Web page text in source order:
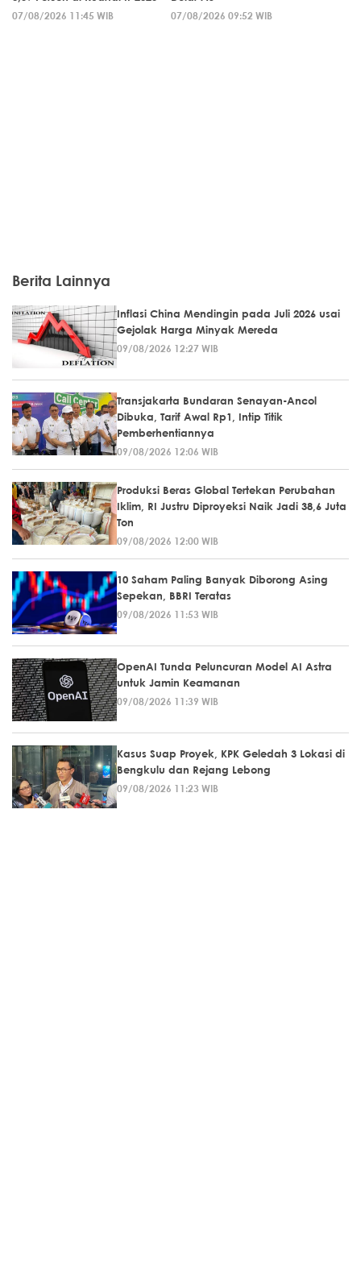
07/08/2026 11:45 WIB
07/08/2026 09:52 WIB
Berita Lainnya
Inflasi China Mendingin pada Juli 2026 usai
Gejolak Harga Minyak Mereda
09/08/2026 12:27 WIB
Transjakarta Bundaran Senayan-Ancol
Dibuka, Tarif Awal Rp1, Intip Titik
Pemberhentiannya
09/08/2026 12:06 WIB
Produksi Beras Global Tertekan Perubahan
Iklim, RI Justru Diproyeksi Naik Jadi 38,6 Juta
Ton
09/08/2026 12:00 WIB
10 Saham Paling Banyak Diborong Asing
Sepekan, BBRI Teratas
09/08/2026 11:53 WIB
OpenAI Tunda Peluncuran Model AI Astra
untuk Jamin Keamanan
09/08/2026 11:39 WIB
Kasus Suap Proyek, KPK Geledah 3 Lokasi di
Bengkulu dan Rejang Lebong
09/08/2026 11:23 WIB